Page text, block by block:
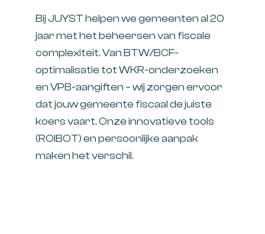
Bij JUYST helpen we gemeenten al 20
jaar met het beheersen van fiscale
complexiteit. Van BTW/BCF-
optimalisatie tot WKR-onderzoeken
en VPB-aangiften – wij zorgen ervoor
dat jouw gemeente fiscaal de juiste
koers vaart. Onze innovatieve tools
(ROIBOT) en persoonlijke aanpak
maken het verschil.